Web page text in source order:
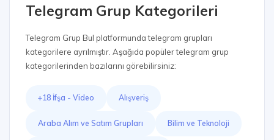
Telegram Grup Kategorileri
Telegram Grup Bul platformunda telegram grupları
kategorilere ayrılmıştır. Aşağıda popüler telegram grup
kategorilerinden bazılarını görebilirsiniz:
+18 İfşa - Video Alışveriş
Araba Alım ve Satım Grupları Bilim ve Teknoloji